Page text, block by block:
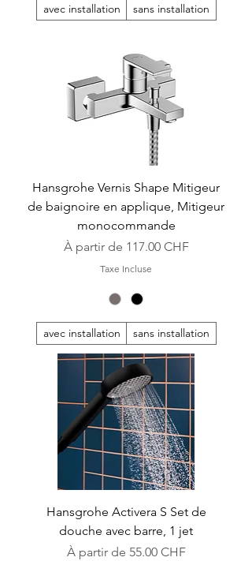
avec installation sans installation
Hansgrohe Vernis Shape Mitigeur
de baignoire en applique, Mitigeur
monocommande
À partir de 117.00 CHF
Prix promotionnel
Taxe Incluse
avec installation sans installation
Hansgrohe Activera S Set de
douche avec barre, 1 jet
À partir de 55.00 CHF
Prix promotionnel